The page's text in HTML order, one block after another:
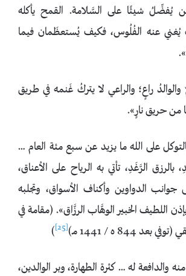
مَن يُفضِّلُ شيئًا على السَّلامة. القمح يأكله
عنه الفُلُوس، فكيف يُستعظَمان فيما
والوالدُ راعٍ؛ والراعي لا يتركُ غَنمه في طريق
من حريق نارٍ».
على الله ما يزيد عن سبع مئة العام …
بالرزق الرَّغَدِ، تأتي به الرياح على الأعناق،
الدواوين وأكناف الأسواق، وتجلبه
اللطيف الخبير الوهَّاب الرزَّاق». (مقامة في
بعد 844 ه / 1441 مـ)
[25]
)
والدافعة له … كثرة الطهارة، وبر الوالدين،